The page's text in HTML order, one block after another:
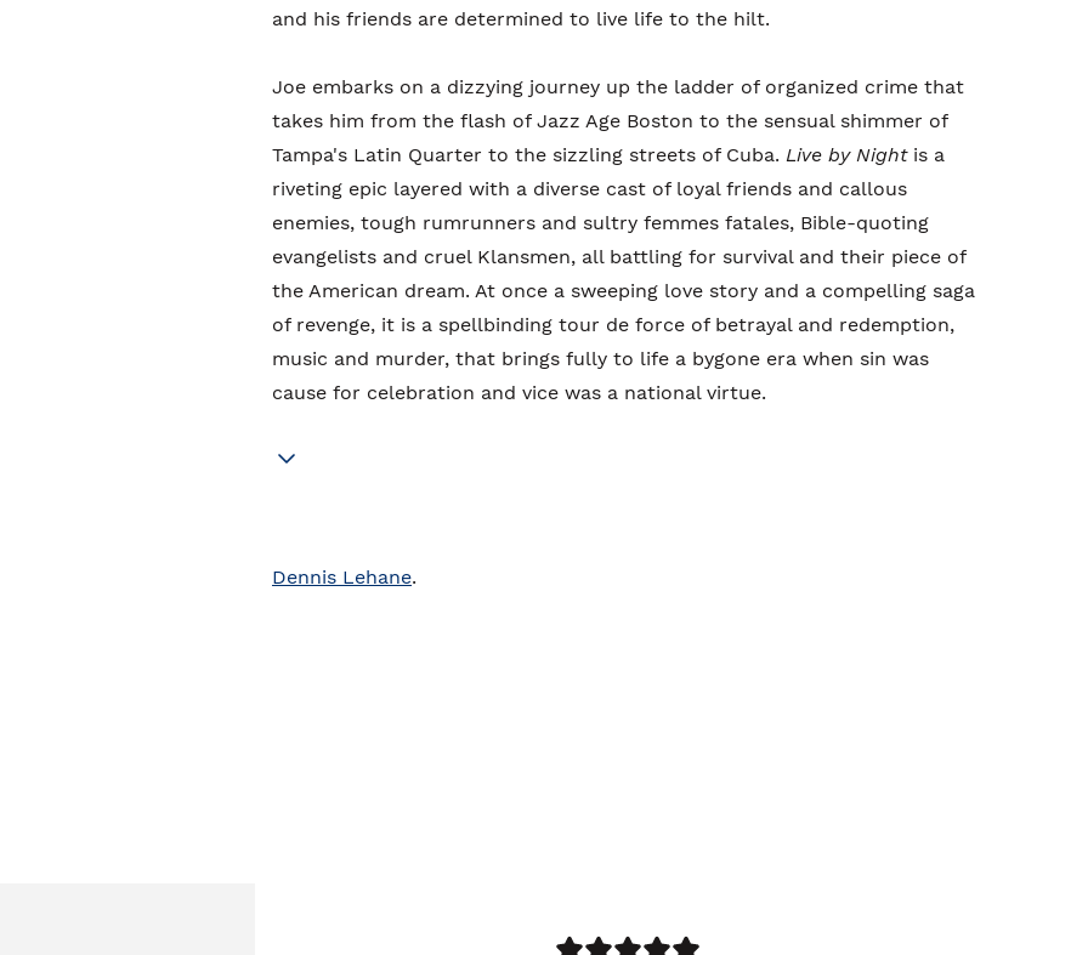
and his friends are determined to live life to the hilt.
Joe embarks on a dizzying journey up the ladder of organized crime that
takes him from the flash of Jazz Age Boston to the sensual shimmer of
Tampa's Latin Quarter to the sizzling streets of Cuba. Live by Nightis a
riveting epic layered with a diverse cast of loyal friends and callous
enemies, tough rumrunners and sultry femmes fatales, Bible-quoting
evangelists and cruel Klansmen, all battling for survival and their piece of
the American dream. At once a sweeping love story and a compelling saga
of revenge, it is a spellbinding tour de force of betrayal and redemption,
music and murder, that brings fully to life a bygone era when sin was
cause for celebration and vice was a national virtue.
Dennis Lehane.